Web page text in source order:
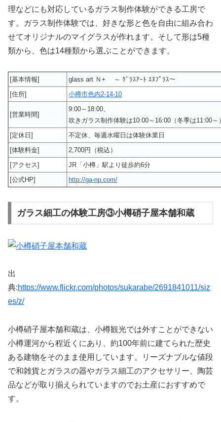
理などにも対応しているガラス制作体験ができる工房で
す。ガラス制作体験では、好きな形と色を自由に組み合わ
せてオリジナルのマイグラスが作れます。そして形は5種
類から、色は14種類から選ぶことができます。
[基本情報]
glass art Ｎ+ ～ ｸﾞﾗｽｱｰﾄ ｴﾇﾌﾟﾗｽ～
[住所]
小樽市色内2-14-10
[営業時間]
9:00～18:00、
吹きガラス制作体験は10:00～16:00（冬季は11:00～
[定休日]
不定休、毎週水曜日は体験休業日
[体験料金]
2,700円（税込）
[アクセス]
JR「小樽」駅より徒歩約6分
[公式HP]
http://ga-np.com/
ガラス細工の体験工房③小樽硝子屋本舗和蔵
出
典:https://www.flickr.com/photos/sukarabe/2691841011/siz
es/z/
小樽硝子屋本舗和蔵は、小樽観光では外すことができない
小樽運河から程近くにあり、約100年前に建てられた歴史
ある建物をそのまま使用しています。リーズナブルな値段
で和雑貨とガラスの器やガラス細工のアクセサリー、陶芸
品などが取り揃えられていますのでお土産におすすめで
す。